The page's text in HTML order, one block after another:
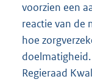
voorzien een
reactie van de
hoe
doelmatigheid.
Regieraad